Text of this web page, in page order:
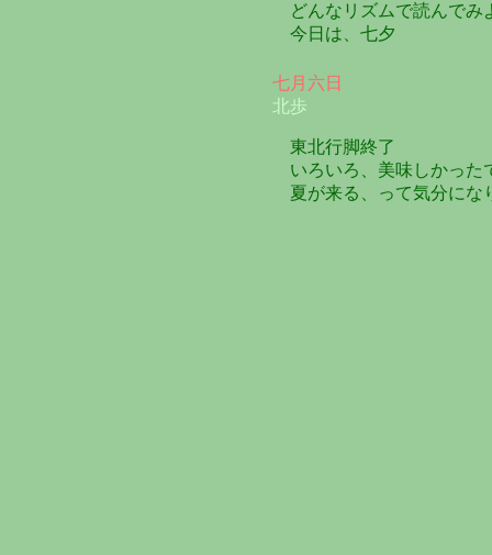
どんなリズムで読んでみ
今日は、七夕
七月六日
北歩
東北行脚終了
いろいろ、美味しかった
夏が来る、って気分にな